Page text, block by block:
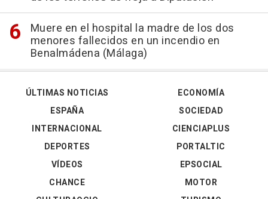
Muere en el hospital la madre de los dos
menores fallecidos en un incendio en
Benalmádena (Málaga)
ÚLTIMAS NOTICIAS
ESPAÑA
INTERNACIONAL
DEPORTES
VÍDEOS
ECONOMÍA
SOCIEDAD
CIENCIAPLUS
PORTALTIC
EPSOCIAL
CHANCE
MOTOR